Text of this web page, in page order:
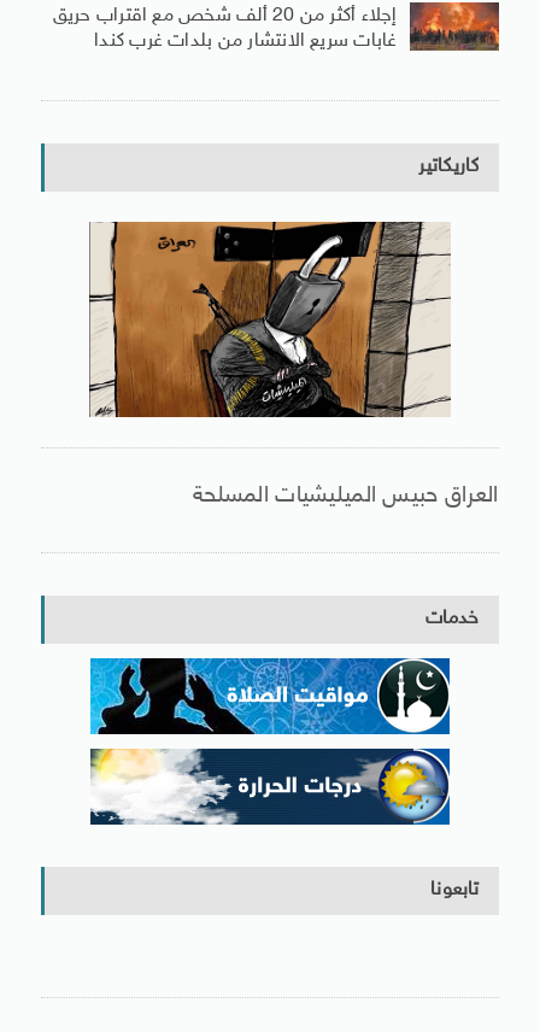
إجلاء أكثر من 20 ألف شخص مع اقتراب حريق
غابات سريع الانتشار من بلدات غرب كندا
كاريكاتير
العراق حبيس الميليشيات المسلحة
خدمات
تابعونا